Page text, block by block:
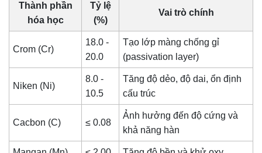
Thành phần
hóa học
Tỷ lệ
(%)
Vai trò chính
Crom (Cr)
18.0 -
20.0
Tạo lớp màng chống gỉ
(passivation layer)
Niken (Ni)
8.0 -
10.5
Tăng độ dẻo, độ dai, ổn định
cấu trúc
Cacbon (C) ≤ 0.08
Ảnh hưởng đến độ cứng và
khả năng hàn